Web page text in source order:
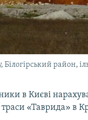
район,
в Києві
траси «Таврида» в